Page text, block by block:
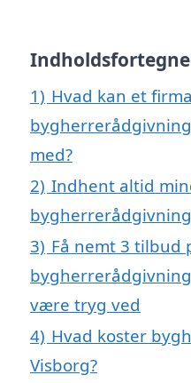
1) Hvad kan et
med?
2) Indhent altid
3) Få nemt 3 tilbud
være tryg ved
4) Hvad koster
Visborg?